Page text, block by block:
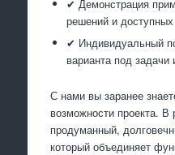
✔ Демонстрация
решений и
✔ Индивидуальный
варианта под
С нами вы заранее
возможности проекта. В
продуманный,
который объединяет